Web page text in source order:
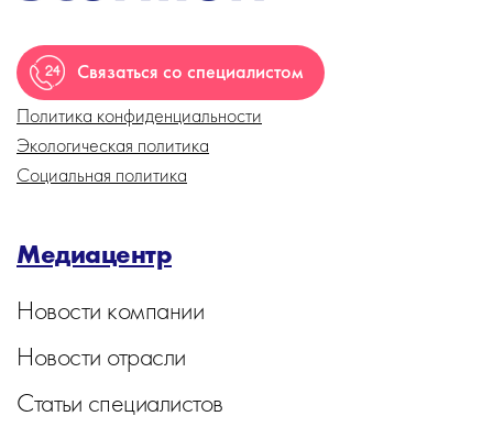
Связаться со специалистом
Политика конфиденциальности
Экологическая политика
Социальная политика
Медиацентр
Новости компании
Новости отрасли
Статьи специалистов